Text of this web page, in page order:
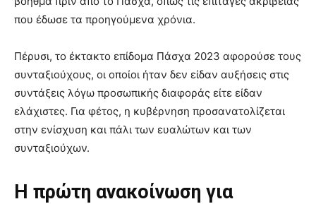
που έδωσε τα προηγούμενα χρόνια.
Πέρυσι, το έκτακτο επίδομα Πάσχα 2023 αφορούσε τους
συνταξιούχους, οι οποίοι ήταν δεν είδαν αυξήσεις στις
συντάξεις λόγω προσωπικής διαφοράς είτε είδαν
ελάχιστες. Για φέτος, η κυβέρνηση προσανατολίζεται
στην ενίσχυση και πάλι των ευαλώτων και των
συνταξιούχων.
Η πρώτη ανακοίνωση για